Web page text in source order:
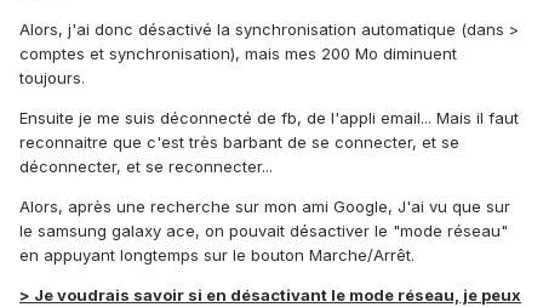
Alors, j'ai donc désactivé la synchronisation automatique (dans >
comptes et synchronisation), mais mes 200 Mo diminuent
toujours.
Ensuite je me suis déconnecté de fb, de l'appli email... Mais il faut
reconnaitre que c'est très barbant de se connecter, et se
déconnecter, et se reconnecter...
Alors, après une recherche sur mon ami Google, J'ai vu que sur
le samsung galaxy ace, on pouvait désactiver le "mode réseau"
en appuyant longtemps sur le bouton Marche/Arrêt.
> Je voudrais savoir si en désactivant le mode réseau, je peux